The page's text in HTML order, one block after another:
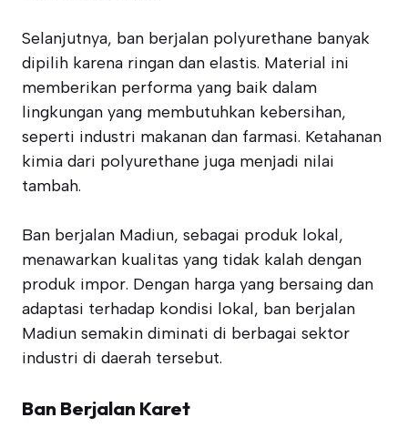
Selanjutnya, ban berjalan polyurethane banyak
dipilih karena ringan dan elastis. Material ini
memberikan performa yang baik dalam
lingkungan yang membutuhkan kebersihan,
seperti industri makanan dan farmasi. Ketahanan
kimia dari polyurethane juga menjadi nilai
tambah.
Ban berjalan Madiun, sebagai produk lokal,
menawarkan kualitas yang tidak kalah dengan
produk impor. Dengan harga yang bersaing dan
adaptasi terhadap kondisi lokal, ban berjalan
Madiun semakin diminati di berbagai sektor
industri di daerah tersebut.
Ban Berjalan Karet